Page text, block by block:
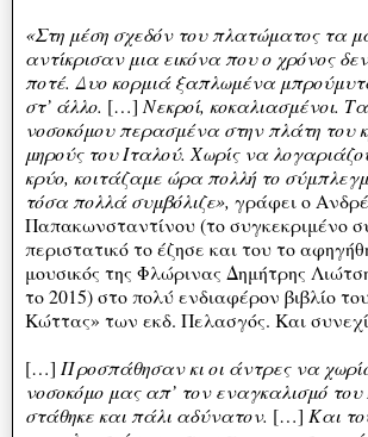
«Στη μέση σχεδόν του πλατώματος τα
αντίκρισαν μια εικόνα που ο χρόνος
ποτέ. Δυο κορμιά ξαπλωμένα
στ’ άλλο. […] Νεκροί, κοκαλιασμένοι.
νοσοκόμου περασμένα στην πλάτη του
μηρούς του Ιταλού. Χωρίς να
κρύο, κοιτάζαμε ώρα πολλή το
τόσα πολλά συμβόλιζε», γράφει ο
Παπακωνσταντίνου (το συγκεκριμένο
περιστατικό το έζησε και του το
μουσικός της Φλώρινας Δημήτρης
το 2015) στο πολύ ενδιαφέρον βιβλίο
Κώττας» των εκδ. Πελασγός. Και
[…] Προσπάθησαν κι οι άντρες να
νοσοκόμο μας απ’ τον εναγκαλισμό
στάθηκε και πάλι αδύνατον. […] Και